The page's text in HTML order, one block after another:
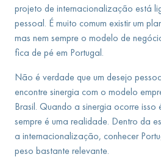
projeto de internacionalização está
pessoal. É muito comum existir um
mas nem sempre o modelo de
fica de pé em Portugal.
Não é verdade que um desejo
encontre sinergia com o modelo
Brasil. Quando a sinergia ocorre isso
sempre é uma realidade. Dentro da
a internacionalização, conhecer
peso bastante relevante.